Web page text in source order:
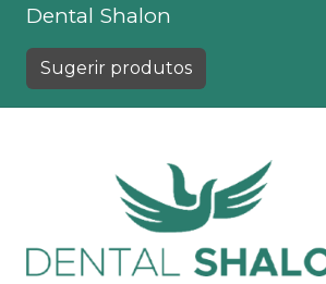
Dental Shalon
Sugerir produtos